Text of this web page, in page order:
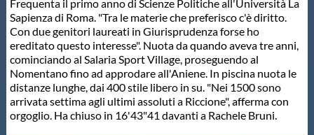
Flash News
Galleria fotografica
Videogallery
Frequenta il primo anno di Scienze Politiche all'Università La
Sapienza di Roma. "Tra le materie che preferisco c'è diritto.
Con due genitori laureati in Giurisprudenza forse ho
ereditato questo interesse". Nuota da quando aveva tre anni,
cominciando al Salaria Sport Village, proseguendo al
Nomentano fino ad approdare all'Aniene. In piscina nuota le
distanze lunghe, dai 400 stile libero in su. "Nei 1500 sono
arrivata settima agli ultimi assoluti a Riccione", afferma con
orgoglio. Ha chiuso in 16'43"41 davanti a Rachele Bruni.